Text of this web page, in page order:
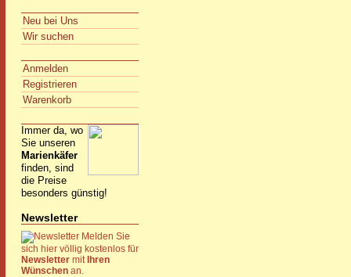
Neu bei Uns
Wir suchen
Anmelden
Registrieren
Warenkorb
Immer da, wo
Sie unseren
Marienkäfer
finden, sind
die Preise
besonders günstig!
Newsletter
Melden Sie
sich hier völlig kostenlos für
Newsletter mit Ihren
Wünschen an.